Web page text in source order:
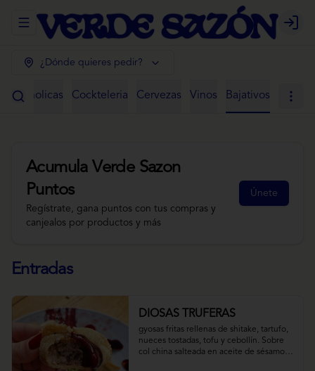
Abrir menu de navegación Login
¿Dónde quieres pedir?
Alcoholicas Cockteleria Cervezas Vinos Bajativos
Acumula Verde Sazon
Puntos
Regístrate, gana puntos con tus compras y
canjealos por productos y más
Únete
Entradas
DIOSAS TRUFERAS
gyosas fritas rellenas de shitake, tartufo,
nueces tostadas, tofu y cebollín. Sobre
col china salteada en aceite de sésamo,